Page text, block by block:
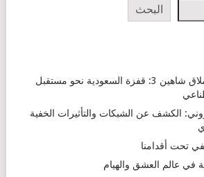
البحث
تدشين الحاسوب العملاق شاهين 3: قفزة السعودية نحو مستقبل
الكشف عن الشبكات والتأثيرات الخفية
تحت أقدامنا
في عالم العشق والهيام